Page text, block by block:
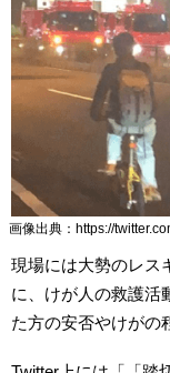
画像出典：https://
現場には大勢のレス
に、けが人の救護活
た方の安否やけがの